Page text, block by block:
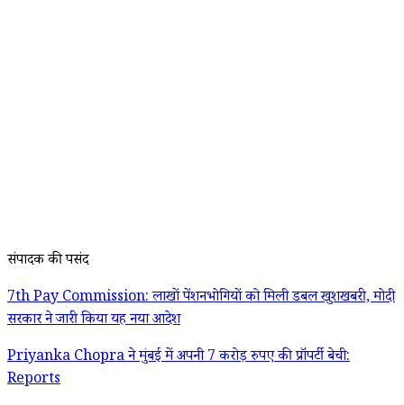
संपादक की पसंद
7th Pay Commission: लाखों पेंशनभोगियों को मिली डबल खुशखबरी, मोदी
सरकार ने जारी किया यह नया आदेश
Priyanka Chopra ने मुंबई में अपनी 7 करोड़ रुपए की प्रॉपर्टी बेची:
Reports